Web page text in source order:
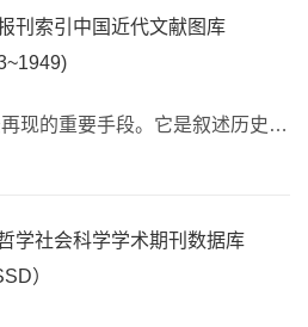
刊索引中国近代文献图库
图像，是记忆留存和情景再现的重要手段。它是叙述历史的重要形式，也是解读历史的重要证据。《图述百年——中国近代文献图库》（1833～1949）是《全国报刊索引》对中国近代文献中的图片进行的深度挖掘和揭示。走进图库，海量图片冲击着眼球，生动而鲜活的历史记忆扑面而来。一幅幅主题各异的图片，恰如时间的针脚，编织百年画卷。它徐徐展开，您缓缓观赏，让历史触手可及。
学社会科学学术期刊数据库
）